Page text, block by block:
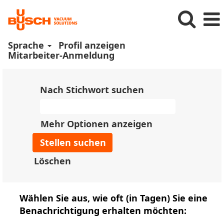
Sprache
Profil anzeigen
Mitarbeiter-Anmeldung
Nach Stichwort suchen
Mehr Optionen anzeigen
Löschen
Wählen Sie aus, wie oft (in Tagen) Sie eine
Benachrichtigung erhalten möchten: